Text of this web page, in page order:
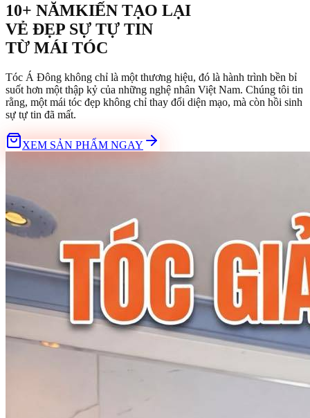
10+ NĂMKIẾN TẠO LẠI
VẺ ĐẸP SỰ TỰ TIN
TỪ MÁI TÓC
Tóc Á Đông không chỉ là một thương hiệu, đó là hành trình bền bỉ
suốt hơn một thập kỷ của những nghệ nhân Việt Nam. Chúng tôi tin
rằng, một mái tóc đẹp không chỉ thay đổi diện mạo, mà còn hồi sinh
sự tự tin đã mất.
XEM SẢN PHẨM NGAY